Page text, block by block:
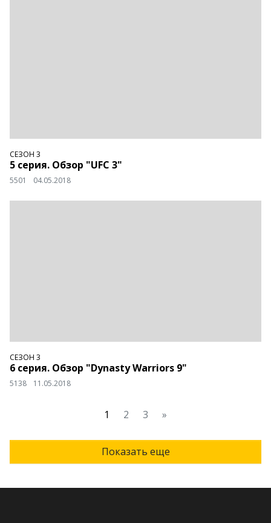
СЕЗОН 3
5 серия. Обзор "UFC 3"
5501 04.05.2018
СЕЗОН 3
6 серия. Обзор "Dynasty Warriors 9"
5138 11.05.2018
1 2 3 »
Показать еще